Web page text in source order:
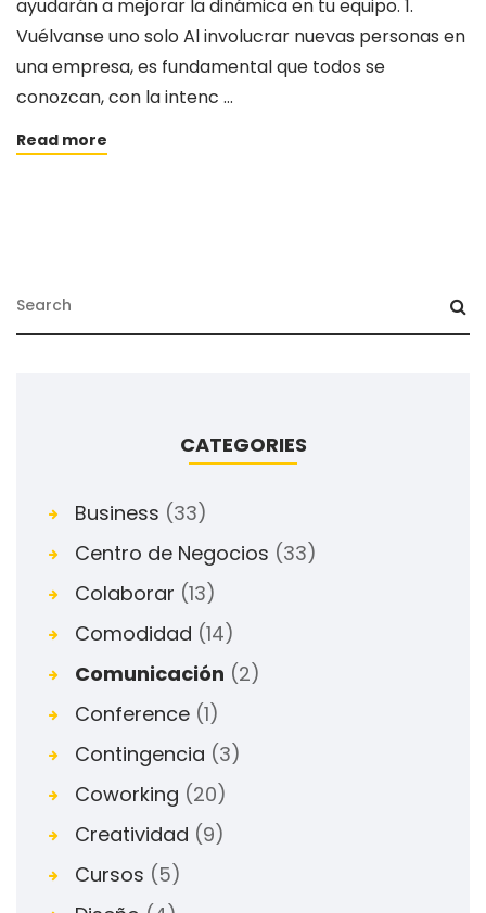
ayudarán a mejorar la dinámica en tu equipo. 1.
Vuélvanse uno solo Al involucrar nuevas personas en
una empresa, es fundamental que todos se
conozcan, con la intenc …
Read more
CATEGORIES
Business (33)
Centro de Negocios (33)
Colaborar (13)
Comodidad (14)
Comunicación (2)
Conference (1)
Contingencia (3)
Coworking (20)
Creatividad (9)
Cursos (5)